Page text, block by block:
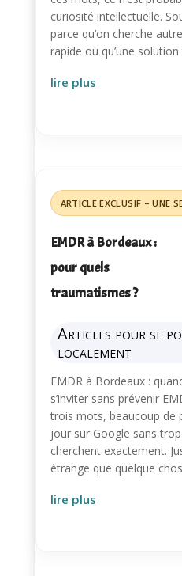
curiosité intellectuelle.
parce qu’on cherche
rapide ou qu’une solution
lire plus
EMDR à Bordeaux :
pour quels
traumatismes ?
Articles pour se
localement
EMDR à Bordeaux :
s’inviter sans prévenir
trois mots, beaucoup de
jour sur Google sans trop
cherchent exactement.
étrange que quelque
lire plus